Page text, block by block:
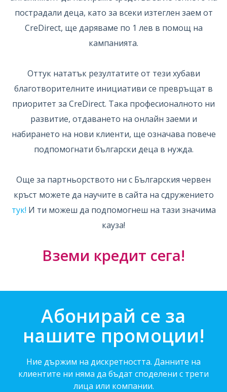
пострадали деца, като за всеки изтеглен заем от
CreDirect, ще даряваме по 1 лев в помощ на
кампанията.
Оттук нататък резултатите от тези хубави
благотворителните инициативи се превръщат в
приоритет за CreDirect. Така професионалното ни
развитие, отдаването на онлайн заеми и
набирането на нови клиенти, ще означава повече
подпомогнати български деца в нужда.
Още за партньорството ни с Българския червен
кръст можете да научите в сайта на сдружението
тук! И ти можеш да подпомогнеш на тази значима
кауза!
Вземи кредит сега!
Абонирай се за
нашите промоции!
Ние държим на дискретността. Данните на
клиентите ни няма да бъдат споделени с трети
лица или компании.